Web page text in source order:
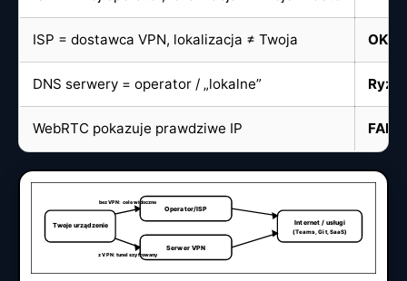
ISP = dostawca VPN, lokalizacja ≠ Twoja OK—
DNS serwery = operator / „lokalne”
WebRTC pokazuje prawdziwe IP FAIL
Twoje urządzenie
Operator/ISP
Serwer VPN
Internet / usługi
(Teams, Git, SaaS)
bez VPN: cele widoczne
z VPN: tunel szyfrowany